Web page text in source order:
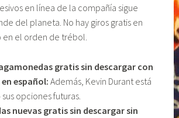
en línea de la compañía sigue
del planeta. No hay giros gratis en
en el orden de trébol.
gratis sin descargar con
español: Además, Kevin Durant está
opciones futuras.
nuevas gratis sin descargar sin